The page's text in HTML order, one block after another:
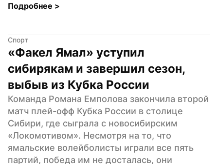
Подробнее >
Спорт
«Факел Ямал» уступил
сибирякам и завершил сезон,
выбыв из Кубка России
Команда Романа Емполова закончила второй
матч плей-офф Кубка России в столице
Сибири, где сыграла с новосибирским
«Локомотивом». Несмотря на то, что
ямальские волейболисты играли все пять
партий, победа им не досталась, они